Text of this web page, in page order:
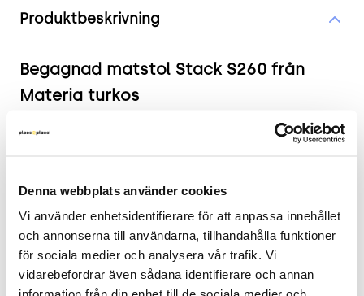
Denna webbplats använder cookies
Vi använder enhetsidentifierare för att anpassa innehållet
och annonserna till användarna, tillhandahålla funktioner
för sociala medier och analysera vår trafik. Vi
vidarebefordrar även sådana identifierare och annan
Produktbeskrivning
Begagnad matstol Stack S260 från
Materia turkos
Produkten i korthet
kromat underrede
Mått: Bredd 48 cm, Djup 50 cm, Höjd 78 cm,
Sitthöjd justerbar mellan 45 till 68 cm
Skick: 4/5
2 års garanti